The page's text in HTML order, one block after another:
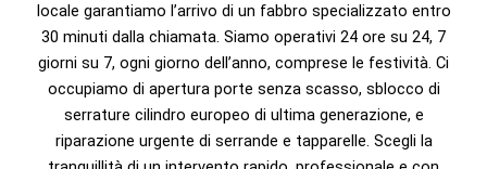
locale garantiamo l’arrivo di un fabbro specializzato entro
30 minuti dalla chiamata. Siamo operativi 24 ore su 24, 7
giorni su 7, ogni giorno dell’anno, comprese le festività. Ci
occupiamo di apertura porte senza scasso, sblocco di
serrature cilindro europeo di ultima generazione, e
riparazione urgente di serrande e tapparelle. Scegli la